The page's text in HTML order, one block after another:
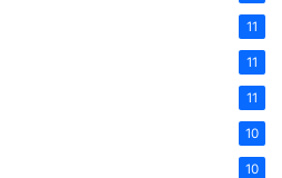
11
11
11
10
10